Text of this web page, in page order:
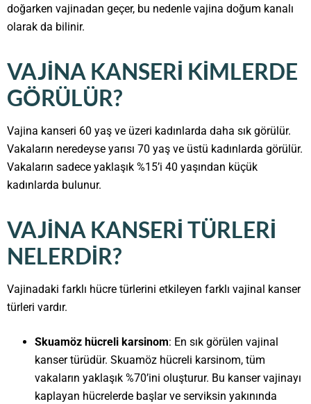
doğarken vajinadan geçer, bu nedenle vajina doğum kanalı
olarak da bilinir.
VAJINA KANSERI KIMLERDE
GÖRÜLÜR?
Vajina kanseri 60 yaş ve üzeri kadınlarda daha sık görülür.
Vakaların neredeyse yarısı 70 yaş ve üstü kadınlarda görülür.
Vakaların sadece yaklaşık %15’i 40 yaşından küçük
kadınlarda bulunur.
VAJINA KANSERI TÜRLERI
NELERDIR?
Vajinadaki farklı hücre türlerini etkileyen farklı vajinal kanser
türleri vardır.
Skuamöz hücreli karsinom: En sık görülen vajinal
kanser türüdür. Skuamöz hücreli karsinom, tüm
vakaların yaklaşık %70’ini oluşturur. Bu kanser vajinayı
kaplayan hücrelerde başlar ve serviksin yakınında